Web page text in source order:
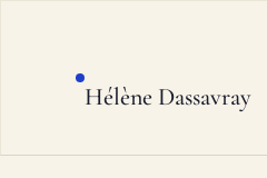
Hélène Dassavray